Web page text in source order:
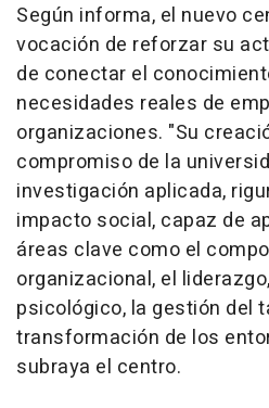
Según informa, el nuevo
vocación de reforzar su
de conectar el
necesidades reales de
organizaciones. "Su
compromiso de la
investigación aplicada,
impacto social, capaz de
áreas clave como el
organizacional, el
psicológico, la gestión del
transformación de los
subraya el centro.